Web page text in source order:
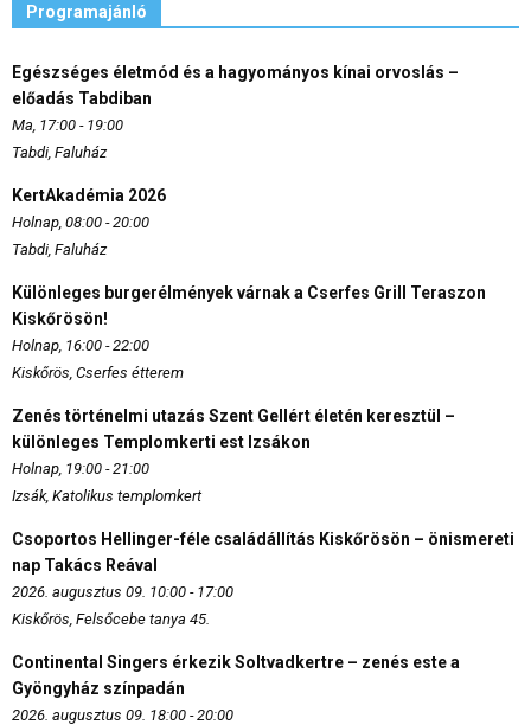
Programajánló
Egészséges életmód és a hagyományos kínai orvoslás –
előadás Tabdiban
Ma, 17:00 - 19:00
Tabdi, Faluház
KertAkadémia 2026
Holnap, 08:00 - 20:00
Tabdi, Faluház
Különleges burgerélmények várnak a Cserfes Grill Teraszon
Kiskőrösön!
Holnap, 16:00 - 22:00
Kiskőrös, Cserfes étterem
Zenés történelmi utazás Szent Gellért életén keresztül –
különleges Templomkerti est Izsákon
Holnap, 19:00 - 21:00
Izsák, Katolikus templomkert
Csoportos Hellinger-féle családállítás Kiskőrösön – önismereti
nap Takács Reával
2026. augusztus 09. 10:00 - 17:00
Kiskőrös, Felsőcebe tanya 45.
Continental Singers érkezik Soltvadkertre – zenés este a
Gyöngyház színpadán
2026. augusztus 09. 18:00 - 20:00